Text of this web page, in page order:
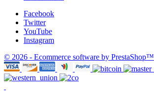
Facebook
Twitter
YouTube
Instagram
© 2026 - Ecommerce software by PrestaShop™